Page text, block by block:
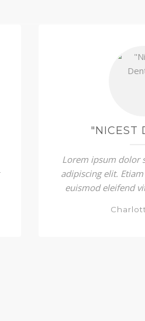
"NICEST
Lorem ipsum dolor
adipiscing elit.
euismod eleifend